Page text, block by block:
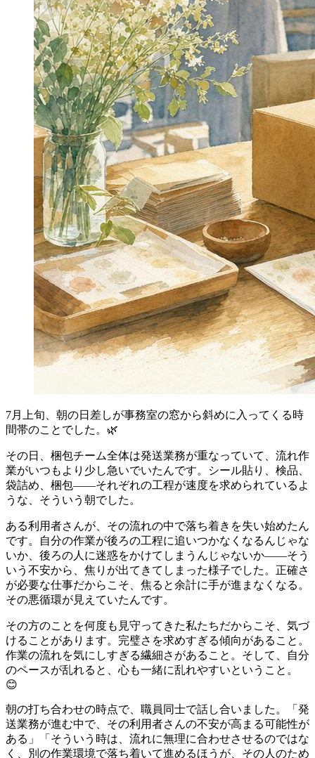
7月上旬、朝の日差しが事務室の窓から斜めに入ってくる時
間帯のことでした。🌿
その日、梱包チーム全体は発送業務が重なっていて、流れ作
業がいつもより少し急いでいたんです。シール貼り、検品、
袋詰め、梱包——それぞれの工程が速度を求められているよ
うな、そういう朝でした。
ある利用者さんが、その流れの中で落ち着きを失い始めたん
です。自分の作業が後ろの工程に追いつかなくなるんじゃな
いか、後ろの人に迷惑をかけてしまうんじゃないか——そう
いう不安から、焦りが出てきてしまった様子でした。正確さ
が必要な仕事だからこそ、焦ると余計に手が進まなくなる。
その悪循環が見えていたんです。
その方のことを何度も見守ってきた私たちだからこそ、気づ
けることがあります。完璧さを求めすぎる傾向があること。
作業の流れを気にしすぎる繊細さがあること。そして、自分
のペースが乱れると、心も一緒に乱れやすいということ。
😊
朝の打ち合わせの時点で、職員同士で話し合いました。「発
送業務が進む中で、その利用者さんの不安が高まる可能性が
ある」「そういう時は、流れに無理に合わせさせるのではな
く、別の作業環境で落ち着いて進めるほうが、その人のため